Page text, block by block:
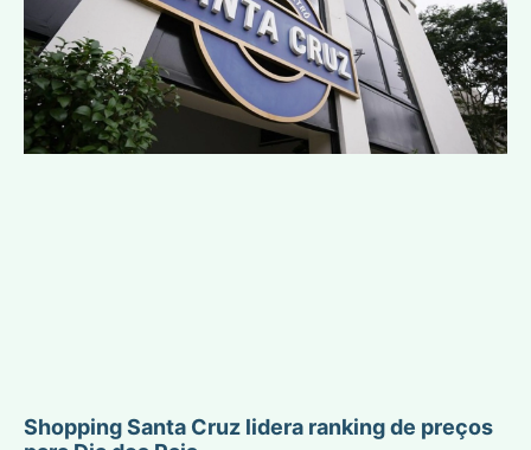
Shopping Santa Cruz lidera ranking de preços